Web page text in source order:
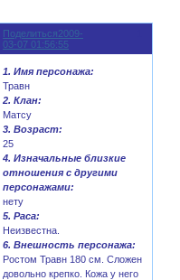
Поделиться2009-
03-07 01:56:55
1. Имя персонажа:
Травн
2. Клан:
Матсу
3. Возраст:
25
4. Изначальные близкие
отношения с другими
персонажами:
нету
5. Раса:
Неизвестна.
6. Внешность персонажа:
Ростом Травн 180 см. Сложен
довольно крепко. Кожа у него